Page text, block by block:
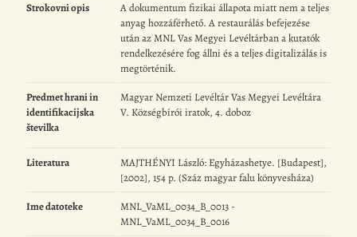
Strokovni opis
A dokumentum fizikai állapota miatt nem a teljes
anyag hozzáférhető. A restaurálás befejezése
után az MNL Vas Megyei Levéltárban a kutatók
rendelkezésére fog állni és a teljes digitalizálás is
megtörténik.
Predmet hrani in
identifikacijska
številka
Magyar Nemzeti Levéltár Vas Megyei Levéltára
V. Községbírói iratok, 4. doboz
Literatura
MAJTHÉNYI László: Egyházashetye. [Budapest],
[2002], 154 p. (Száz magyar falu könyvesháza)
Ime datoteke
MNL_VaML_0034_B_0013 -
MNL_VaML_0034_B_0016